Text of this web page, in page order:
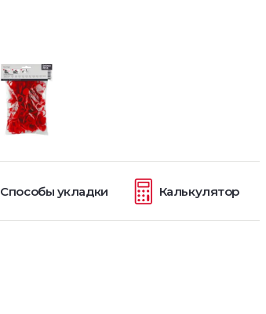
Способы укладки Калькулятор